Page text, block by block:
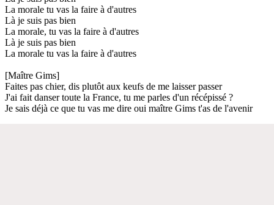
La morale tu vas la faire à d'autres
Là je suis pas bien
La morale, tu vas la faire à d'autres
Là je suis pas bien
La morale tu vas la faire à d'autres
[Maître Gims]
Faites pas chier, dis plutôt aux keufs de me laisser passer
J'ai fait danser toute la France, tu me parles d'un récépissé ?
Je sais déjà ce que tu vas me dire oui maître Gims t'as de l'avenir